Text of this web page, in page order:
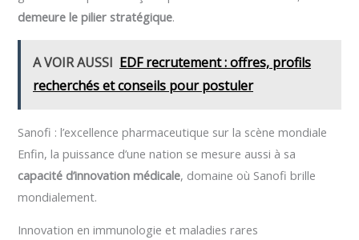
demeure le pilier stratégique.
A VOIR AUSSI EDF recrutement : offres, profils
recherchés et conseils pour postuler
Sanofi : l’excellence pharmaceutique sur la scène mondiale
Enfin, la puissance d’une nation se mesure aussi à sa
capacité d’innovation médicale, domaine où Sanofi brille
mondialement.
Innovation en immunologie et maladies rares